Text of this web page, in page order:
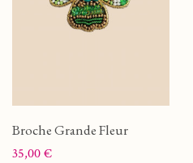
Broche Grande Fleur
Prix
35,00 €